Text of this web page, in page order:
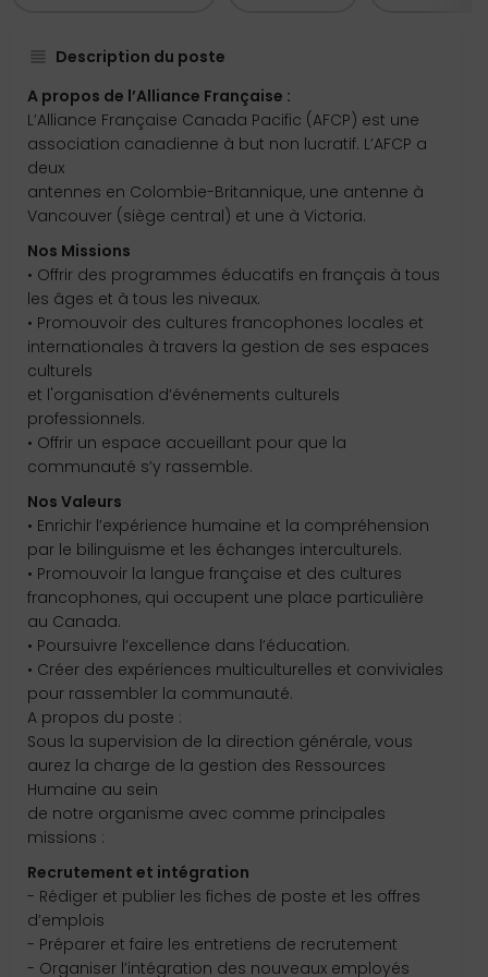
Description du poste
A propos de l’Alliance Française :
L’Alliance Française Canada Pacific (AFCP) est une
association canadienne à but non lucratif. L’AFCP a
deux
antennes en Colombie-Britannique, une antenne à
Vancouver (siège central) et une à Victoria.
Nos Missions
• Offrir des programmes éducatifs en français à tous
les âges et à tous les niveaux.
• Promouvoir des cultures francophones locales et
internationales à travers la gestion de ses espaces
culturels
et l'organisation d’événements culturels
professionnels.
• Offrir un espace accueillant pour que la
communauté s’y rassemble.
Nos Valeurs
• Enrichir l’expérience humaine et la compréhension
par le bilinguisme et les échanges interculturels.
• Promouvoir la langue française et des cultures
francophones, qui occupent une place particulière
au Canada.
• Poursuivre l’excellence dans l’éducation.
• Créer des expériences multiculturelles et conviviales
pour rassembler la communauté.
A propos du poste :
Sous la supervision de la direction générale, vous
aurez la charge de la gestion des Ressources
Humaine au sein
de notre organisme avec comme principales
missions :
Recrutement et intégration
- Rédiger et publier les fiches de poste et les offres
d’emplois
- Préparer et faire les entretiens de recrutement
- Organiser l’intégration des nouveaux employés